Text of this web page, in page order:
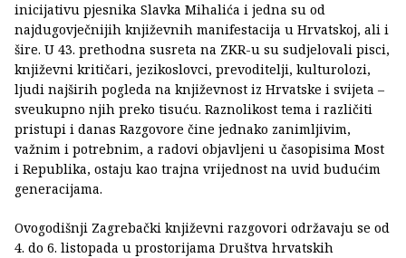
inicijativu pjesnika Slavka Mihalića i jedna su od
najdugovječnijih književnih manifestacija u Hrvatskoj, ali i
šire. U 43. prethodna susreta na ZKR-u su sudjelovali pisci,
književni kritičari, jezikoslovci, prevoditelji, kulturolozi,
ljudi najširih pogleda na književnost iz Hrvatske i svijeta –
sveukupno njih preko tisuću. Raznolikost tema i različiti
pristupi i danas Razgovore čine jednako zanimljivim,
važnim i potrebnim, a radovi objavljeni u časopisima Most
i Republika, ostaju kao trajna vrijednost na uvid budućim
generacijama.
Ovogodišnji Zagrebački književni razgovori održavaju se od
4. do 6. listopada u prostorijama Društva hrvatskih